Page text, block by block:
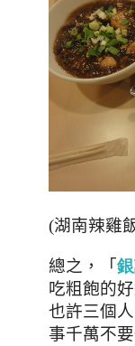
(湖南辣雞
總之， 「
吃粗飽的
也許三個
事千萬不